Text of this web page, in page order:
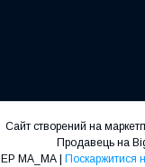
Сайт створений на
Продавець на
Дитячий магазин СУПЕР МА_МА | Поскаржитися